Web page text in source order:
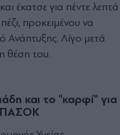
έκατσε για πέντε λεπτά
προκειμένου να
Ανάπτυξης. Λίγο μετά
θέση του.
και το "καρφί" για
ΠΑΣΟΚ